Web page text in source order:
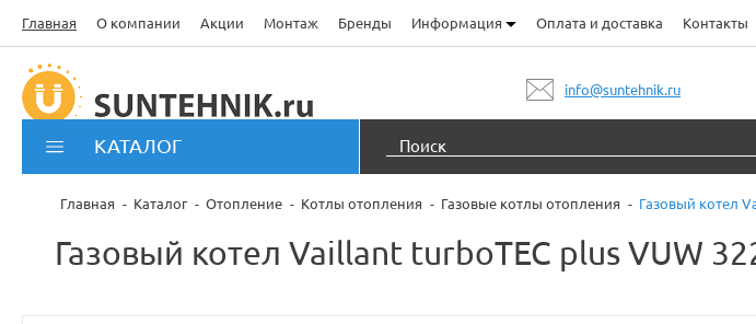
Главная О компании Акции Монтаж Бренды Информация Оплата и доставка Контакты
info@suntehnik.ru
КАТАЛОГ
Главная Каталог Отопление Котлы отопления Газовые котлы отопления Газовый котел
Газовый котел Vaillant turboTEC plus VUW